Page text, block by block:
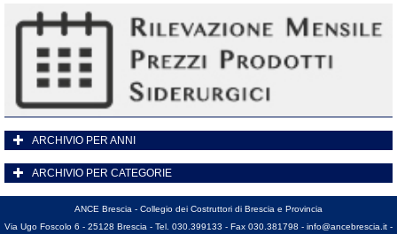
ARCHIVIO PER ANNI
ARCHIVIO PER CATEGORIE
ANCE Brescia - Collegio dei Costruttori di Brescia e Provincia
Via Ugo Foscolo 6 - 25128 Brescia - Tel. 030.399133 - Fax 030.381798 - info@ancebrescia.it -